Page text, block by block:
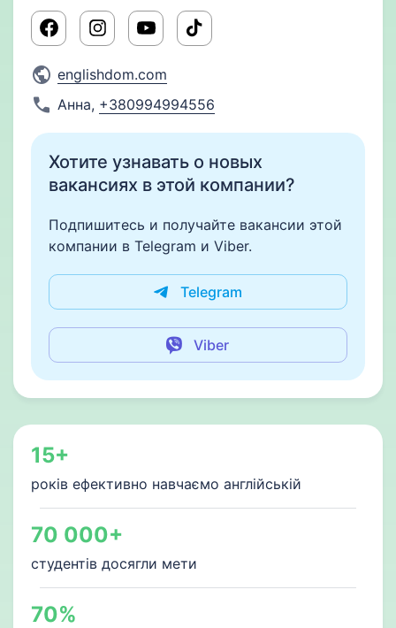
englishdom.com
Анна, +380994994556
Хотите узнавать о новых
вакансиях в этой компании?
Подпишитесь и получайте вакансии этой
компании в Telegram и Viber.
Telegram
Viber
15+
років ефективно навчаємо англійській
70 000+
студентів досягли мети
70%